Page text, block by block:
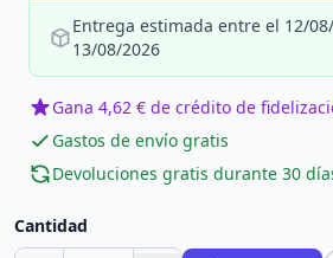
Entrega estimada entre el 12/
13/08/2026
Gana 4,62 € de crédito de
Gastos de envío gratis
Devoluciones gratis durante 30
Cantidad